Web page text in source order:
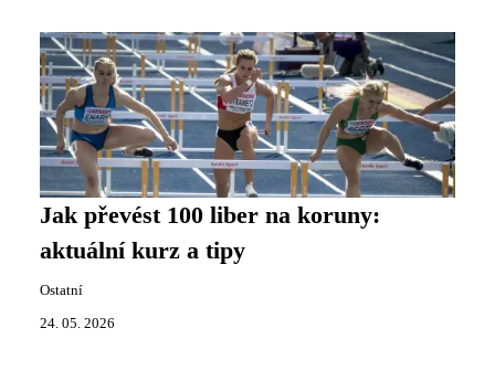
Jak převést 100 liber na koruny:
aktuální kurz a tipy
Ostatní
24. 05. 2026